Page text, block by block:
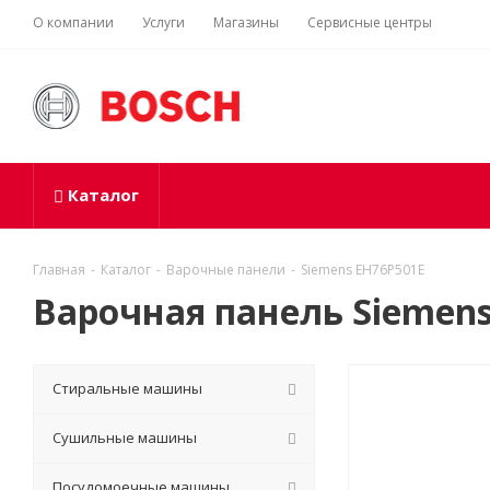
О компании Услуги Магазины Сервисные центры
Каталог
Главная - Каталог - Варочные панели - Siemens EH76P501E
Варочная панель
Стиральные машины
Сушильные машины